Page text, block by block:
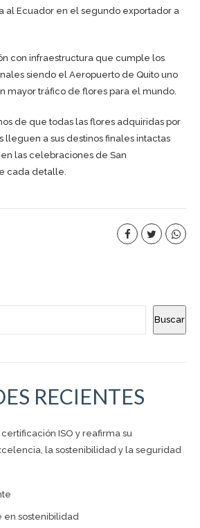
al Ecuador en el segundo exportador a
con infraestructura que cumple los
siendo el Aeropuerto de Quito uno
mayor tráfico de flores para el mundo.
de que todas las flores adquiridas por
lleguen a sus destinos finales intactas
las celebraciones de San
cada detalle.
Buscar
RECIENTES
ISO y reafirma su
la sostenibilidad y la seguridad
en sostenibilidad